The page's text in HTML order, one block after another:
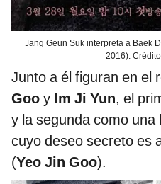
Jang Geun Suk interpreta a Baek
2016).
Junto a él figuran en el
Goo y Im Ji Yun, el
y la segunda como
cuyo deseo secreto es
(Yeo Jin Goo).